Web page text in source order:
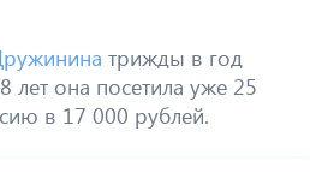
трижды в год
лет она посетила уже 25
в 17 000 рублей.